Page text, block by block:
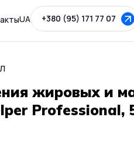
UA +380 (95) 171 77 07
жировых и
Professional,